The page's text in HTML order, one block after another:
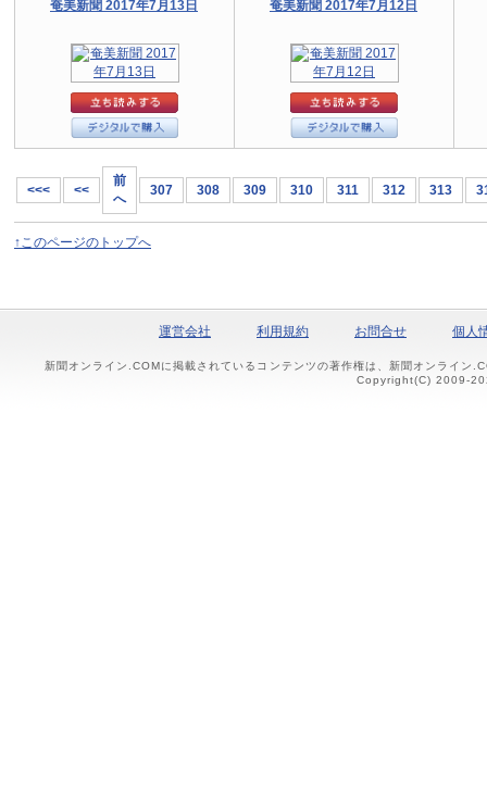
奄美新聞 2017年7月13日 奄美新聞 2017年7月12日
<<< <<
前
へ
307 308 309 310 311 312 313
↑このページのトップへ
運営会社 利用規約 お問合せ 個人
新聞オンライン.COMに掲載されているコンテンツの著作権は、新聞オンライン
Copyright(C) 2009-